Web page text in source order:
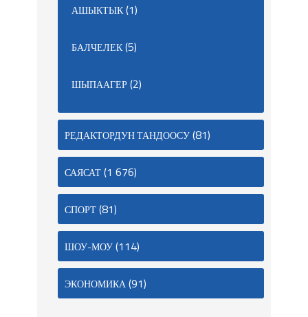
АШЫКТЫК(1)
БАЛЧЕЛЕК(5)
ШЫПААГЕР(2)
РЕДАКТОРДУН ТАНДООСУ(81)
САЯСАТ(1 676)
СПОРТ(81)
ШОУ-МОУ(114)
ЭКОНОМИКА(91)